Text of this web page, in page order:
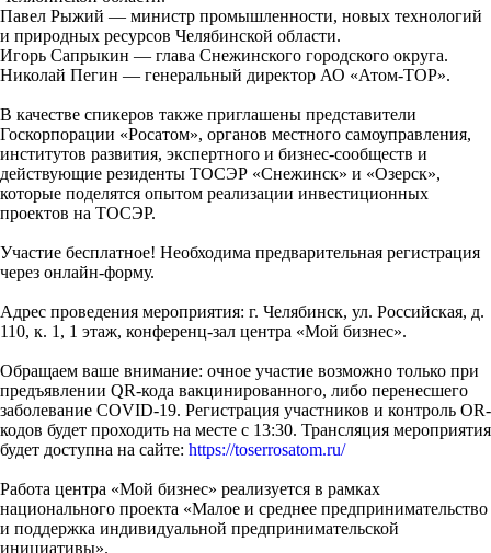
Павел Рыжий — министр промышленности, новых технологий
и природных ресурсов Челябинской области.
Игорь Сапрыкин — глава Снежинского городского округа.
Николай Пегин — генеральный директор АО «Атом-ТОР».
В качестве спикеров также приглашены представители
Госкорпорации «Росатом», органов местного самоуправления,
институтов развития, экспертного и бизнес-сообществ и
действующие резиденты ТОСЭР «Снежинск» и «Озерск»,
которые поделятся опытом реализации инвестиционных
проектов на ТОСЭР.
Участие бесплатное! Необходима предварительная регистрация
через онлайн-форму.
Адрес проведения мероприятия: г. Челябинск, ул. Российская, д.
110, к. 1, 1 этаж, конференц-зал центра «Мой бизнес».
Обращаем ваше внимание: очное участие возможно только при
предъявлении QR-кода вакцинированного, либо перенесшего
заболевание COVID-19. Регистрация участников и контроль OR-
кодов будет проходить на месте с 13:30. Трансляция мероприятия
будет доступна на сайте: https://toserrosatom.ru/
Работа центра «Мой бизнес» реализуется в рамках
национального проекта «Малое и среднее предпринимательство
и поддержка индивидуальной предпринимательской
инициативы».